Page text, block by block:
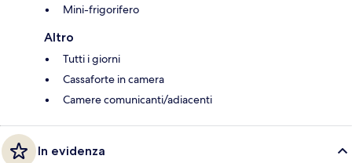
Mini-frigorifero
Altro
Tutti i giorni
Cassaforte in camera
Camere comunicanti/adiacenti
In evidenza